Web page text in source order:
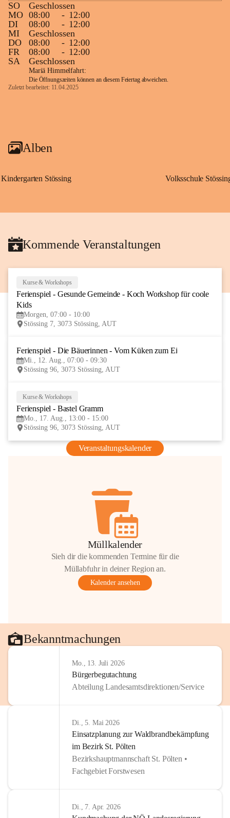
SO
Geschlossen
MO 08:00 - 12:00
DI
08:00 - 12:00
MI
Geschlossen
DO
08:00 - 12:00
FR
08:00 - 12:00
SA
Geschlossen
Mariä Himmelfahrt:
Die Öffnungszeiten können an diesem Feiertag abweichen.
Zuletzt bearbeitet: 11.04.2025
Alben
Kindergarten Stössing Volksschule
Kommende Veranstaltungen
AUG
Kurse & Workshops
Ferienspiel - Gesunde Gemeinde - Koch Workshop für coole
Kids
Morgen, 07:00 - 10:00
Stössing 7, 3073 Stössing, AUT
Ferienspiel - Die Bäuerinnen - Vom Küken zum Ei
Mi., 12. Aug., 07:00 - 09:30
Stössing 96, 3073 Stössing, AUT
Kurse & Workshops
Ferienspiel - Bastel Gramm
Mo., 17. Aug., 13:00 - 15:00
Stössing 96, 3073 Stössing, AUT
Veranstaltungskalender
Müllkalender
Sieh dir die kommenden Termine für die
Müllabfuhr in deiner Region an.
Kalender ansehen
Bekanntmachungen
Mo., 13. Juli 2026
Bürgerbegutachtung
Abteilung Landesamtsdirektionen/Service
Di., 5. Mai 2026
Einsatzplanung zur Waldbrandbekämpfung
im Bezirk St. Pölten
Bezirkshauptmannschaft St. Pölten •
Fachgebiet Forstwesen
Di., 7. Apr. 2026